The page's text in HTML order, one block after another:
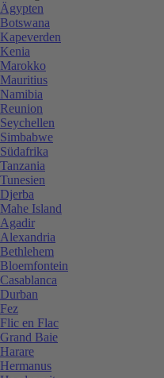
Ägypten
Botswana
Kapeverden
Kenia
Marokko
Mauritius
Namibia
Reunion
Seychellen
Simbabwe
Südafrika
Tanzania
Tunesien
Djerba
Mahe Island
Agadir
Alexandria
Bethlehem
Bloemfontein
Casablanca
Durban
Fez
Flic en Flac
Grand Baie
Harare
Hermanus